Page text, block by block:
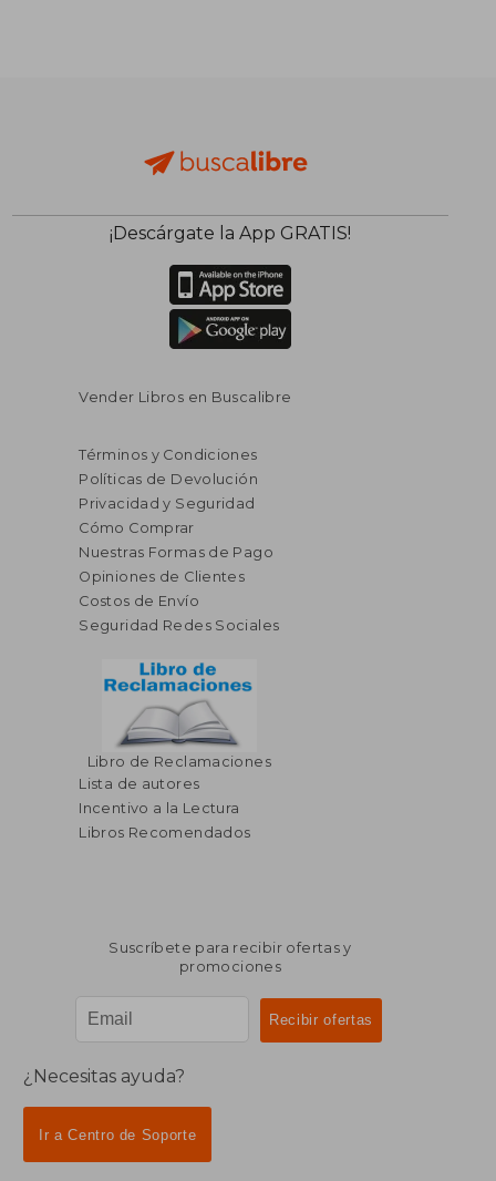
¡Descárgate la App GRATIS!
Vender Libros en Buscalibre
Términos y Condiciones
Políticas de Devolución
Privacidad y Seguridad
Cómo Comprar
Nuestras Formas de Pago
Opiniones de Clientes
Costos de Envío
Seguridad Redes Sociales
Libro de Reclamaciones
Lista de autores
Incentivo a la Lectura
Libros Recomendados
Suscríbete para recibir ofertas y
promociones
¿Necesitas ayuda?
Ir a Centro de Soporte